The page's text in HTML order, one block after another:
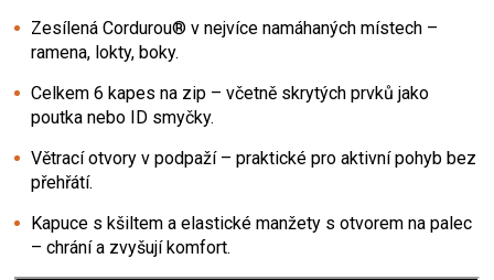
Zesílená Cordurou® v nejvíce namáhaných místech –
ramena, lokty, boky.
Celkem 6 kapes na zip – včetně skrytých prvků jako
poutka nebo ID smyčky.
Větrací otvory v podpaží – praktické pro aktivní pohyb bez
přehřátí.
Kapuce s kšiltem a elastické manžety s otvorem na palec
– chrání a zvyšují komfort.